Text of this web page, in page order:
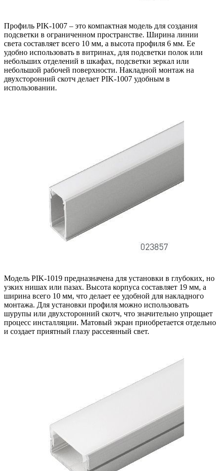
Профиль PIK-1007 – это компактная модель для создания
подсветки в ограниченном пространстве. Ширина линии
света составляет всего 10 мм, а высота профиля 6 мм. Ее
удобно использовать в витринах, для подсветки полок или
небольших отделений в шкафах, подсветки зеркал или
небольшой рабочей поверхности. Накладной монтаж на
двухсторонний скотч делает PIK-1007 удобным в
использовании.
Модель PIK-1019 предназначена для установки в глубоких, но
узких нишах или пазах. Высота корпуса составляет 19 мм, а
ширина всего 10 мм, что делает ее удобной для накладного
монтажа. Для установки профиля можно использовать
шурупы или двухсторонний скотч, что значительно упрощает
процесс инсталляции. Матовый экран приобретается отдельно
и создает приятный глазу рассеянный свет.